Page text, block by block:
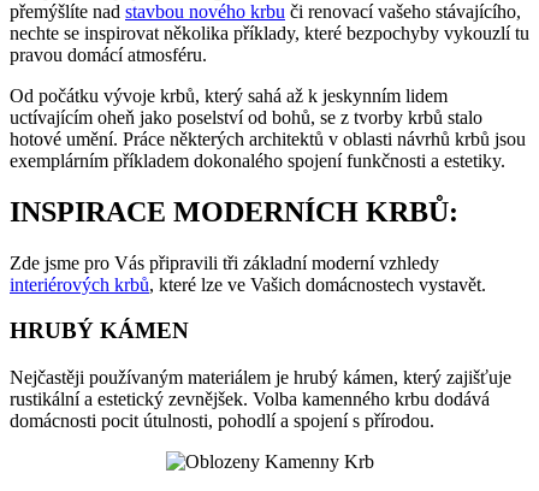
přemýšlíte nad stavbou nového krbu či renovací vašeho stávajícího,
nechte se inspirovat několika příklady, které bezpochyby vykouzlí tu
pravou domácí atmosféru.
Od počátku vývoje krbů, který sahá až k jeskynním lidem
uctívajícím oheň jako poselství od bohů, se z tvorby krbů stalo
hotové umění. Práce některých architektů v oblasti návrhů krbů jsou
exemplárním příkladem dokonalého spojení funkčnosti a estetiky.
INSPIRACE MODERNÍCH KRBŮ:
Zde jsme pro Vás připravili tři základní moderní vzhledy
interiérových krbů, které lze ve Vašich domácnostech vystavět.
HRUBÝ KÁMEN
Nejčastěji používaným materiálem je hrubý kámen, který zajišťuje
rustikální a estetický zevnějšek. Volba kamenného krbu dodává
domácnosti pocit útulnosti, pohodlí a spojení s přírodou.